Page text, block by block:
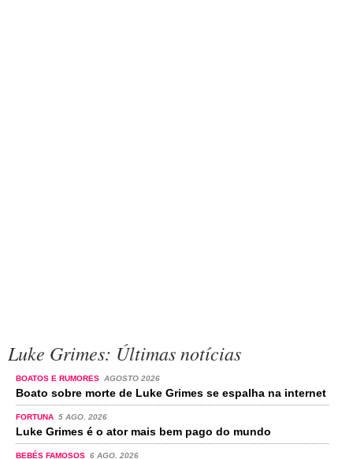
Luke Grimes: Últimas notícias
BOATOS E RUMORES AGOSTO 2026
Boato sobre morte de Luke Grimes se espalha na internet
FORTUNA 5 AGO. 2026
Luke Grimes é o ator mais bem pago do mundo
BEBÉS FAMOSOS 6 AGO. 2026